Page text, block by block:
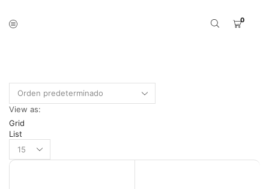
0
View as:
Grid
List